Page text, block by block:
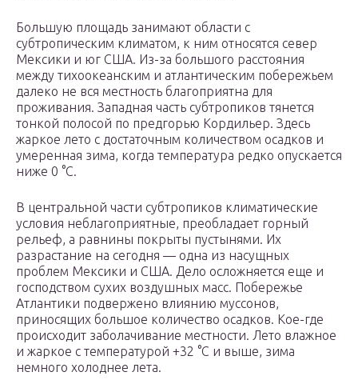
Большую площадь занимают области с
субтропическим климатом, к ним относятся север
Мексики и юг США. Из-за большого расстояния
между тихоокеанским и атлантическим побережьем
далеко не вся местность благоприятна для
проживания. Западная часть субтропиков тянется
тонкой полосой по предгорью Кордильер. Здесь
жаркое лето с достаточным количеством осадков и
умеренная зима, когда температура редко опускается
ниже 0 °C.
В центральной части субтропиков климатические
условия неблагоприятные, преобладает горный
рельеф, а равнины покрыты пустынями. Их
разрастание на сегодня — одна из насущных
проблем Мексики и США. Дело осложняется еще и
господством сухих воздушных масс. Побережье
Атлантики подвержено влиянию муссонов,
приносящих большое количество осадков. Кое-где
происходит заболачивание местности. Лето влажное
и жаркое с температурой +32 °C и выше, зима
немного холоднее лета.